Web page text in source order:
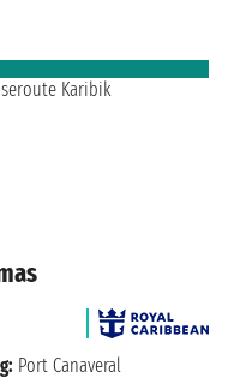
Port Canaveral